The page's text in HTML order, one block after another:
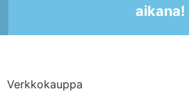
aikana!
Verkkokauppa